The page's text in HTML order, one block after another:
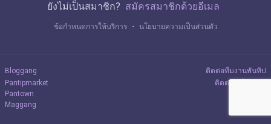
ยังไม่เป็นสมาชิก? สมัครสมาชิกด้วยอีเมล
ข้อกำหนดการให้บริการ ・ นโยบายความเป็นส่วนตัว
Bloggang
Pantipmarket
Pantown
Maggang
ติดต่อทีมงานพันทิป
ติดต่อลงโฆษณา